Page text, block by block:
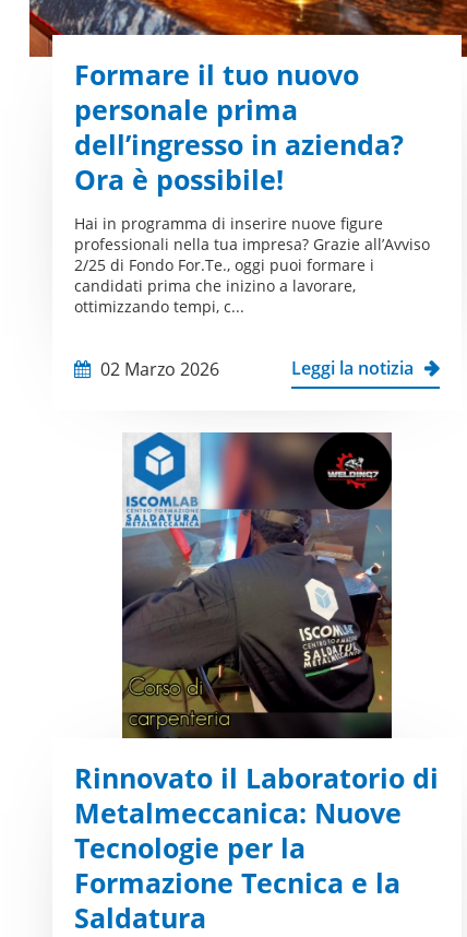
Formare il tuo nuovo
personale prima
dell’ingresso in azienda?
Ora è possibile!
Hai in programma di inserire nuove figure
professionali nella tua impresa? Grazie all’Avviso
2/25 di Fondo For.Te., oggi puoi formare i
candidati prima che inizino a lavorare,
ottimizzando tempi, c...
02 Marzo 2026 Leggi la notizia
Rinnovato il Laboratorio di
Metalmeccanica: Nuove
Tecnologie per la
Formazione Tecnica e la
Saldatura